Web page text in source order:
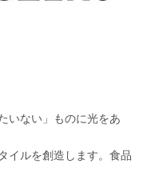
いない」ものに光をあ
イルを創造します。食品